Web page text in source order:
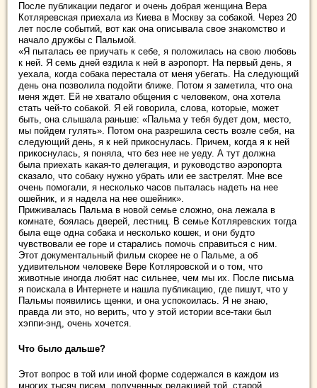
После публикации педагог и очень добрая женщина Вера
Котляревская приехала из Киева в Москву за собакой. Через 20
лет после событий, вот как она описывала свое знакомство и
начало дружбы с Пальмой.
«Я пыталась ее приучать к себе, я положилась на свою любовь
к ней. Я семь дней ездила к ней в аэропорт. На первый день, я
уехала, когда собака перестала от меня убегать. На следующий
день она позволила подойти ближе. Потом я заметила, что она
меня ждет. Ей не хватало общения с человеком, она хотела
стать чей-то собакой. Я ей говорила, слова, которые, может
быть, она слышала раньше: «Пальма у тебя будет дом, место,
мы пойдем гулять». Потом она разрешила сесть возле себя, на
следующий день, я к ней прикоснулась. Причем, когда я к ней
прикоснулась, я поняла, что без нее не уеду. А тут должна
была приехать какая-то делегация, и руководство аэропорта
сказало, что собаку нужно убрать или ее застрелят. Мне все
очень помогали, я несколько часов пыталась надеть на нее
ошейник, и я надела на нее ошейник».
Приживалась Пальма в новой семье сложно, она лежала в
комнате, боялась дверей, лестниц. В семье Котляревских тогда
была еще одна собака и несколько кошек, и они будто
чувствовали ее горе и старались помочь справиться с ним.
Этот документальный фильм скорее не о Пальме, а об
удивительном человеке Вере Котляровской и о том, что
животные иногда любят нас сильнее, чем мы их. После письма
я поискала в Интернете и нашла публикацию, где пишут, что у
Пальмы появились щенки, и она успокоилась. Я не знаю,
правда ли это, но верить, что у этой истории все-таки был
хэппи-энд, очень хочется.
Что было дальше?
Этот вопрос в той или иной форме содержался в каждом из
многих тысяч писем, полученных редакцией той, старой